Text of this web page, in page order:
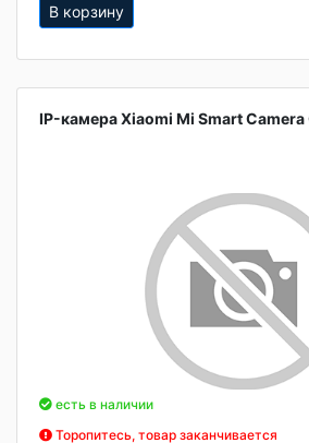
В корзину
IP-камера Xiaomi Mi Smart Camera
есть в наличии
Торопитесь, товар заканчивается